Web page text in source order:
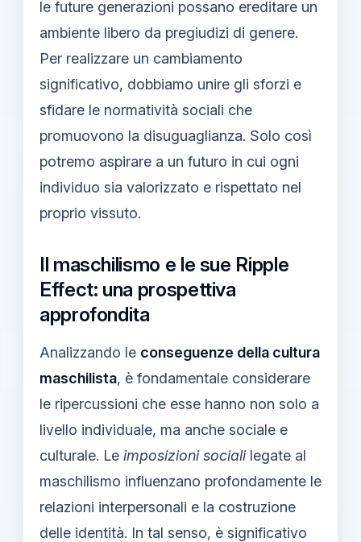
le future generazioni possano ereditare un
ambiente libero da pregiudizi di genere.
Per realizzare un cambiamento
significativo, dobbiamo unire gli sforzi e
sfidare le normatività sociali che
promuovono la disuguaglianza. Solo così
potremo aspirare a un futuro in cui ogni
individuo sia valorizzato e rispettato nel
proprio vissuto.
Il maschilismo e le sue Ripple
Effect: una prospettiva
approfondita
Analizzando le conseguenze della cultura
maschilista, è fondamentale considerare
le ripercussioni che esse hanno non solo a
livello individuale, ma anche sociale e
culturale. Le imposizioni socialilegate al
maschilismo influenzano profondamente le
relazioni interpersonali e la costruzione
delle identità. In tal senso, è significativo